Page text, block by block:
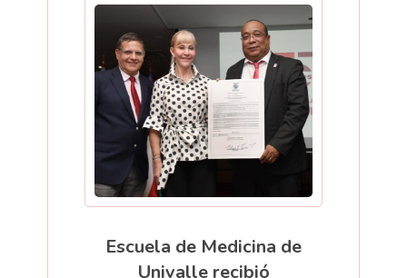
Escuela de Medicina de
Univalle recibió